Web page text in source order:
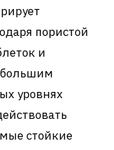
пористой
и
уровнях
стойкие